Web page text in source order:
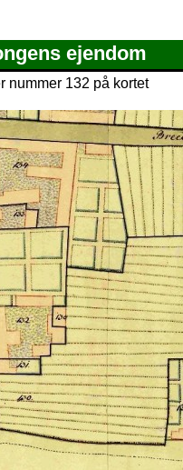
ejendom
nummer 132 på kortet